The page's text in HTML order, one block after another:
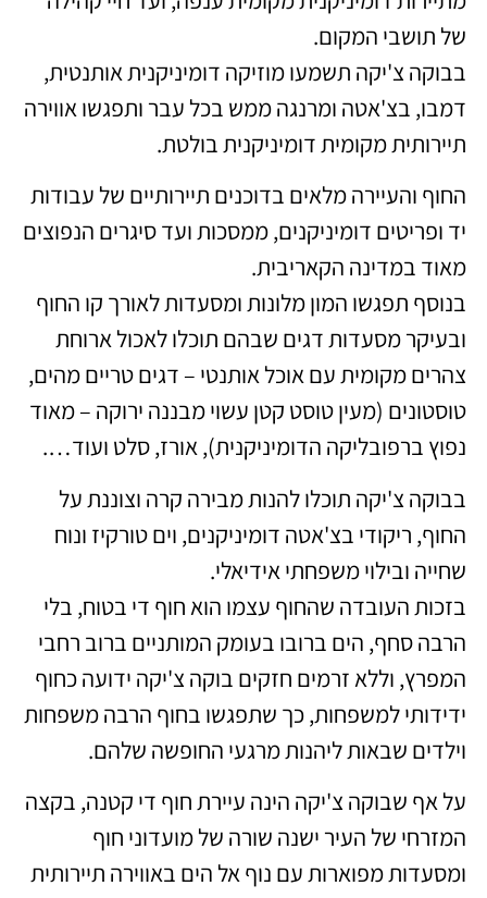
של תושבי המקום.
בבוקה צ'יקה תשמעו מוזיקה דומיניקנית אותנטית,
דמבו, בצ'אטה ומרנגה ממש בכל עבר ותפגשו אווירה
תיירותית מקומית דומיניקנית בולטת.
החוף והעיירה מלאים בדוכנים תיירותיים של עבודות
יד ופריטים דומיניקנים, ממסכות ועד סיגרים הנפוצים
מאוד במדינה הקאריבית.
בנוסף תפגשו המון מלונות ומסעדות לאורך קו החוף
ובעיקר מסעדות דגים שבהם תוכלו לאכול ארוחת
צהרים מקומית עם אוכל אותנטי – דגים טריים מהים,
טוסטונים (מעין טוסט קטן עשוי מבננה ירוקה – מאוד
נפוץ ברפובליקה הדומיניקנית), אורז, סלט ועוד….
בבוקה צ'יקה תוכלו להנות מבירה קרה וצוננת על
החוף, ריקודי בצ'אטה דומיניקנים, וים טורקיז ונוח
שחייה ובילוי משפחתי אידיאלי.
בזכות העובדה שהחוף עצמו הוא חוף די בטוח, בלי
הרבה סחף, הים ברובו בעומק המותניים ברוב רחבי
המפרץ, וללא זרמים חזקים בוקה צ'יקה ידועה כחוף
ידידותי למשפחות, כך שתפגשו בחוף הרבה משפחות
וילדים שבאות ליהנות מרגעי החופשה שלהם.
על אף שבוקה צ'יקה הינה עיירת חוף די קטנה, בקצה
המזרחי של העיר ישנה שורה של מועדוני חוף
ומסעדות מפוארות עם נוף אל הים באווירה תיירותית